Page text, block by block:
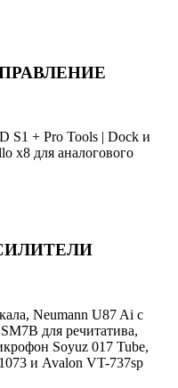
S1 + Pro Tools | Dock и
x8 для аналогового
Neumann U87 Ai с
для речитатива,
Soyuz 017 Tube,
и Avalon VT-737sp